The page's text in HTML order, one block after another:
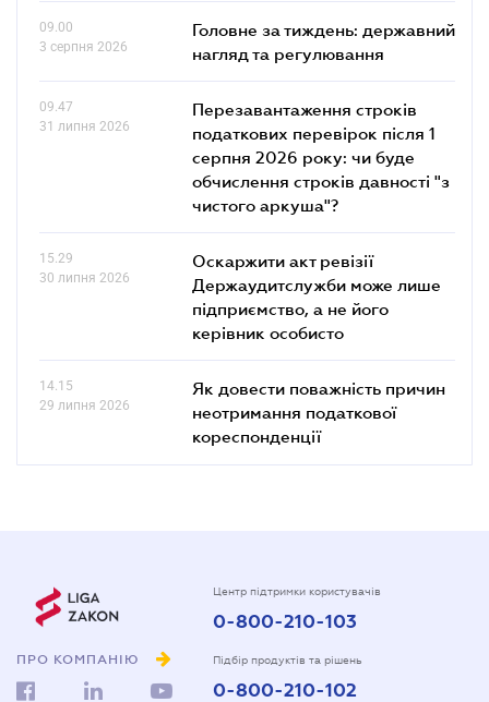
09.00
3 серпня 2026
Головне за тиждень: державний
нагляд та регулювання
09.47
31 липня 2026
Перезавантаження строків
податкових перевірок після 1
серпня 2026 року: чи буде
обчислення строків давності "з
чистого аркуша"?
15.29
30 липня 2026
Оскаржити акт ревізії
Держаудитслужби може лише
підприємство, а не його
керівник особисто
14.15
29 липня 2026
Як довести поважність причин
неотримання податкової
кореспонденції
ПРО КОМПАНІЮ
Центр підтримки користувачів
0-800-210-103
Підбір продуктів та рішень
0-800-210-102